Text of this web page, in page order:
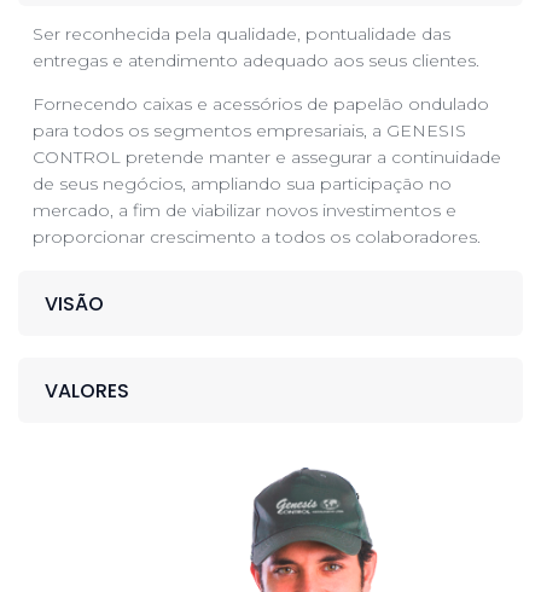
Ser reconhecida pela qualidade, pontualidade das
entregas e atendimento adequado aos seus clientes.
Fornecendo caixas e acessórios de papelão ondulado
para todos os segmentos empresariais, a GENESIS
CONTROL pretende manter e assegurar a continuidade
de seus negócios, ampliando sua participação no
mercado, a fim de viabilizar novos investimentos e
proporcionar crescimento a todos os colaboradores.
VISÃO
VALORES